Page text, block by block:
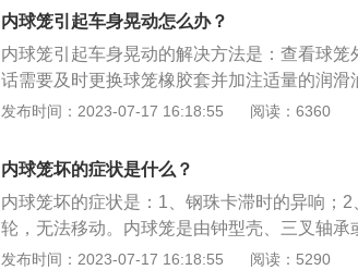
注适量的润滑油进行润滑。半轴内球笼拆卸好
球笼位置的轮胎，随后拆掉半轴上的固定螺丝
后把方向盘打左此时整个避震弹簧连接刹车
向外倾斜然后外球笼就可以从前面拔出来，
成。需要注意的是在拆卸时应该避免弄破球笼
内球笼引起车身晃动怎么办？
内球笼引起车身晃动的解决方法是：查看球
话需要及时更换球笼橡胶套并加注适量的润
或磨损严重时，车辆在高速很容易出现车身晃
现方向跑偏的问题。内球笼是连接变速箱差速
的，不管是动力输出的，还是车辆转弯时都是
发布时间：2023-07-17 16:18:55 阅读：6360
内球笼坏的症状是什么？
内球笼坏的症状是：1、钢珠卡滞时的异响；
轮，无法移动。内球笼是由钟型壳、三叉轴承
成。球笼也叫做等速万向节，其作用是将发动
发布时间：2023-07-17 16:18:55 阅读：5290